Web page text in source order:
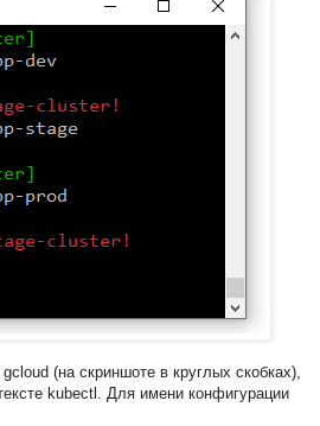
(на скриншоте в круглых скобках),
kubectl. Для имени конфигурации